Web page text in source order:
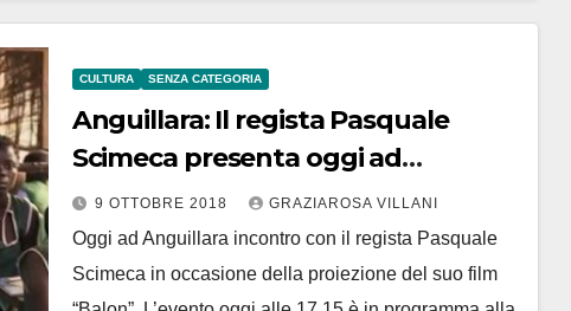
CULTURA SENZA CATEGORIA
Anguillara: Il regista Pasquale
Scimeca presenta oggi ad
Anguillara il suo “Balon”
9 OTTOBRE 2018 GRAZIAROSA VILLANI
Oggi ad Anguillara incontro con il regista Pasquale
Scimeca in occasione della proiezione del suo film